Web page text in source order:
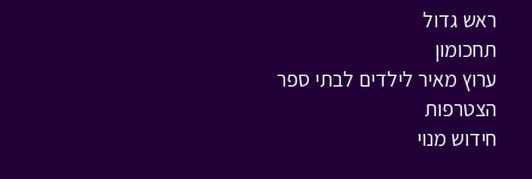
ראש גדול
תחכומון
ערוץ מאיר לילדים לבתי ספר
הצטרפות
חידוש מנוי